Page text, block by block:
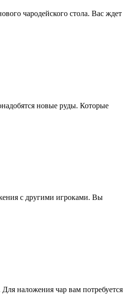
чародейского стола. Вас ждет
новые руды. Которые
с другими игроками. Вы
наложения чар вам потребуется